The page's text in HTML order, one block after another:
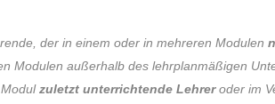
der in einem oder in mehreren Modulen
Modulen außerhalb des lehrplanmäßigen
zuletzt unterrichtende Lehreroder im